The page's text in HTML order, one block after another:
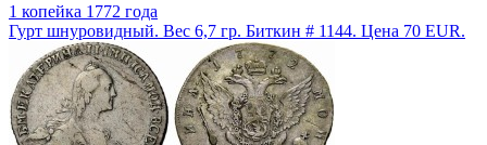
1 копейка 1772 года
Гурт шнуровидный. Вес 6,7 гр. Биткин # 1144. Цена 70 EUR.